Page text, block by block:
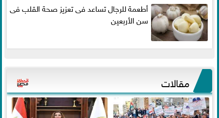
أطعمة للرجال تساعد فى تعزيز صحة القلب فى
سن الأربعين
مقالات